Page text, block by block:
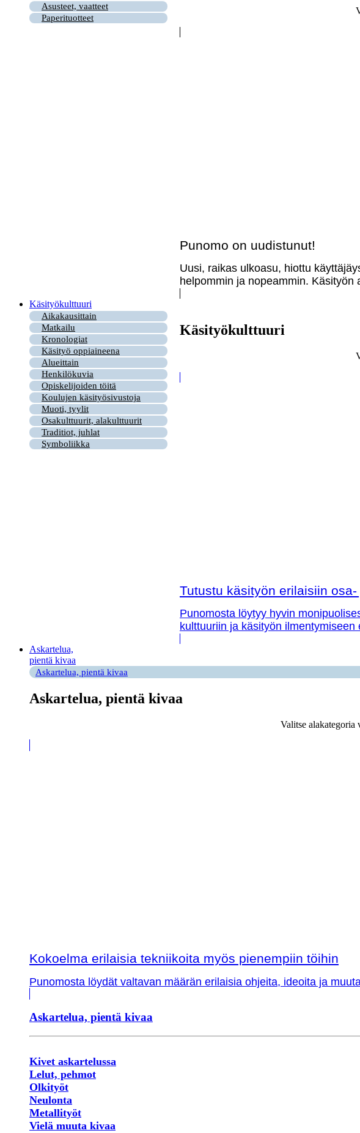
Asusteet, vaatteet
Paperituotteet
Punomo on uudistunut!
Uusi, raikas ulkoasu, hiottu
helpommin ja nopeammin.
Käsityökulttuuri
Aikakausittain
Matkailu
Kronologiat
Käsityö oppiaineena
Alueittain
Henkilökuvia
Opiskelijoiden töitä
Koulujen käsityösivustoja
Muoti, tyylit
Osakulttuurit, alakulttuurit
Traditiot, juhlat
Symboliikka
Käsityökulttuuri
Tutustu käsityön erilaisiin
Punomosta löytyy hyvin
kulttuuriin ja käsityön ilmentymiseen
Askartelua,
pientä kivaa
Askartelua, pientä kivaa
Askartelua, pientä kivaa
Valitse alakategoria
Kokoelma erilaisia tekniikoita myös pienempiin töihin
Punomosta löydät valtavan määrän erilaisia ohjeita, ideoita ja
Askartelua, pientä kivaa
Kivet askartelussa
Lelut, pehmot
Olkityöt
Neulonta
Metallityöt
Vielä muuta kivaa